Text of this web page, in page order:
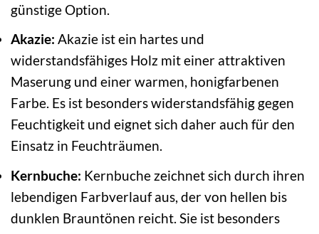
günstige Option.
Akazie: Akazie ist ein hartes und
widerstandsfähiges Holz mit einer attraktiven
Maserung und einer warmen, honigfarbenen
Farbe. Es ist besonders widerstandsfähig gegen
Feuchtigkeit und eignet sich daher auch für den
Einsatz in Feuchträumen.
Kernbuche: Kernbuche zeichnet sich durch ihren
lebendigen Farbverlauf aus, der von hellen bis
dunklen Brauntönen reicht. Sie ist besonders